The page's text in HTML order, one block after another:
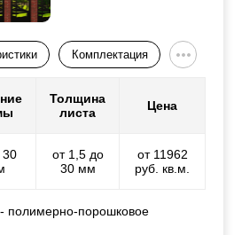
Комплектация
Толщина
листа
Цена
30
от 1,5 до
30 мм
от 11962
руб. кв.м.
полимерно-порошковое